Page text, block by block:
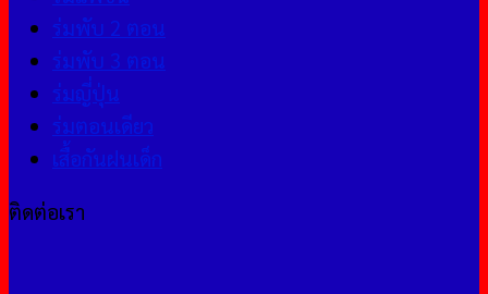
ร่มพับ 2 ตอน
ร่มพับ 3 ตอน
ร่มญี่ปุ่น
ร่มตอนเดียว
เสื้อกันฝนเด็ก
ติดต่อเรา